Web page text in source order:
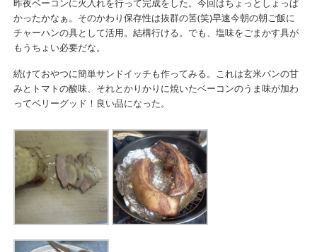
昨夜ベーコンに火入れを行って完成をした。今回はちょっとしょっぱ
かったかなぁ。そのかわり保存性は抜群の筈(笑)早速今朝の朝ご飯に
チャーハンの具として活用。結構行ける。でも、塩味をごまかす具が
もうちょい必要だな。
続けておやつに簡単サンドイッチも作ってみる。これは玄米パンの甘
みとトマトの酸味、それとかりかりに焼いたベーコンのうま味が加わ
ってベリーグッド！良い品になった。